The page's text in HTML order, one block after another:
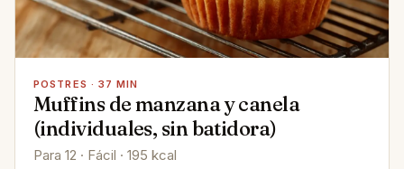
POSTRES · 37 MIN
Muffins de manzana y canela
(individuales, sin batidora)
Para 12 · Fácil · 195 kcal